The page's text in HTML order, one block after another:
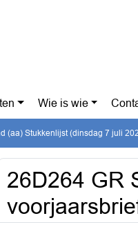
Wie is wie
(aa) Stukkenlijst (dinsdag 7 juli
26D264 GR